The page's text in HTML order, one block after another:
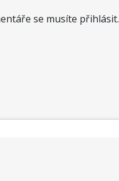
se musíte přihlásit.